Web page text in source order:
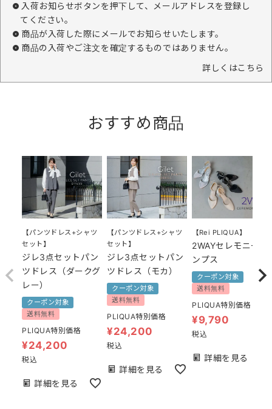
入荷お知らせボタンを押下して、メールアドレスを登録し
てください。
商品が入荷した際にメールでお知らせいたします。
商品の入荷やご注文を確定するものではありません。
詳しくはこちら
おすすめ商品
【パンツドレス+シャツ
セット】
ジレ3点セットパン
ツドレス（ダークグ
レー）
クーポン対象
送料無料
PLIQUA特別価格
¥24,200
税込
詳細を見る
【パンツドレス+シャツ
セット】
ジレ3点セットパン
ツドレス（モカ）
クーポン対象
送料無料
PLIQUA特別価格
¥24,200
税込
詳細を見る
【Rei PLIQUA】
2WAYセレモニーパ
ンプス
クーポン対象
送料無料
PLIQUA特別価格
¥9,790
税込
詳細を見る